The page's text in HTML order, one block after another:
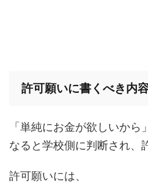
許可願いに書くべき内
「単純にお金が欲しいか
なると学校側に判断され、
許可願いには、